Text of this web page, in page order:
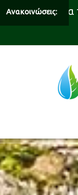
Ανακοινώσεις:για